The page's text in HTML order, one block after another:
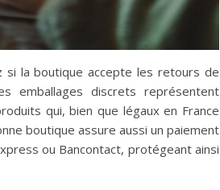
la boutique accepte les retours de
emballages discrets représentent
qui, bien que légaux en France
boutique assure aussi un paiement
ou Bancontact, protégeant ainsi